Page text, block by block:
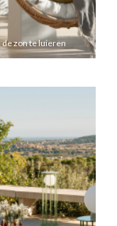
zon te luieren